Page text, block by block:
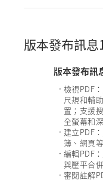
版本發布訊息
版本發布訊
• 檢視PDF
尺規和輔
置；支援
全螢幕和
• 建立PDF
簿、網頁
• 編輯PDF
與壓平合
• 審閱註解